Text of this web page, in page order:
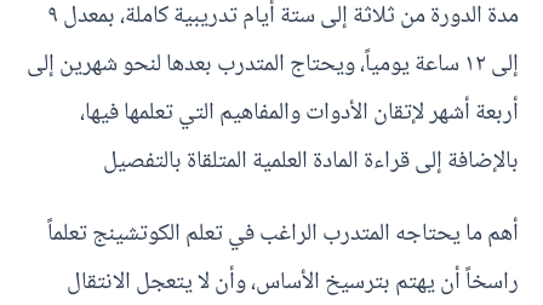
مدة الدورة من ثلاثة إلى ستة أيام تدريبية كاملة، بمعدل ٩
إلى ١٢ ساعة يومياً، ويحتاج المتدرب بعدها لنحو شهرين إلى
أربعة أشهر لإتقان الأدوات والمفاهيم التي تعلمها فيها،
بالإضافة إلى قراءة المادة العلمية المتلقاة بالتفصيل
أهم ما يحتاجه المتدرب الراغب في تعلم الكوتشينج تعلماً
راسخاً أن يهتم بترسيخ الأساس، وأن لا يتعجل الانتقال